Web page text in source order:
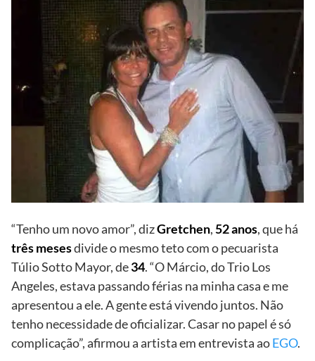
“Tenho um novo amor”, dizGretchen,52 anos, que há
três mesesdivide o mesmo teto com o pecuarista
Túlio Sotto Mayor, de34. “O Márcio, do Trio Los
Angeles, estava passando férias na minha casa e me
apresentou a ele. A gente está vivendo juntos. Não
tenho necessidade de oficializar. Casar no papel é só
complicação”, afirmou a artista em entrevista aoEGO.